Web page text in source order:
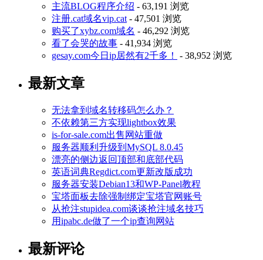
主流BLOG程序介绍 - 63,191 浏览
注册.cat域名vip.cat - 47,501 浏览
购买了xybz.com域名 - 46,292 浏览
看了会哭的故事 - 41,934 浏览
gesay.com今日ip居然有2千多！
- 38,952 浏览
最新文章
无法拿到域名转移码怎么办？
不依赖第三方实现lightbox效果
is-for-sale.com出售网站重做
服务器顺利升级到MySQL 8.0.45
漂亮的侧边返回顶部和底部代码
英语词典Regdict.com更新改版成功
服务器安装Debian13和WP-Panel教程
宝塔面板去除强制绑定宝塔官网账号
从抢注stupidea.com谈谈抢注域名技巧
用ipabc.de做了一个ip查询网站
最新评论